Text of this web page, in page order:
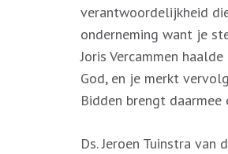
verantwoordelijkheid
onderneming want je
Joris Vercammen
God, en je merkt
Bidden brengt daarmee
Ds. Jeroen Tuinstra